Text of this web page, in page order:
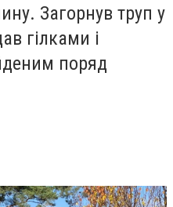
Загорнув труп у
гілками і
поряд